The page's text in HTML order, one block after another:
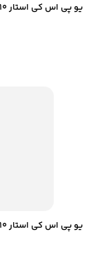
یو پی اس کی استار 10 کاوا آنلاین مدل MP 10K H
یو پی اس کی استار 10 کاوا آنلاین سه فاز مدل UD10L